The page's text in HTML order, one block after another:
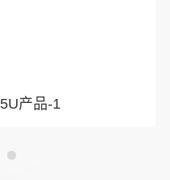
产品-1